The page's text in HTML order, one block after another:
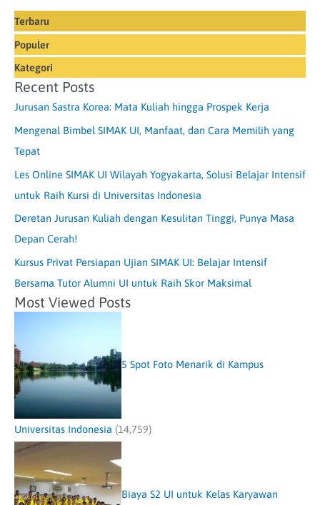
Terbaru
Populer
Kategori
Recent Posts
Jurusan Sastra Korea: Mata Kuliah hingga Prospek Kerja
Mengenal Bimbel SIMAK UI, Manfaat, dan Cara Memilih yang
Tepat
Les Online SIMAK UI Wilayah Yogyakarta, Solusi Belajar Intensif
untuk Raih Kursi di Universitas Indonesia
Deretan Jurusan Kuliah dengan Kesulitan Tinggi, Punya Masa
Depan Cerah!
Kursus Privat Persiapan Ujian SIMAK UI: Belajar Intensif
Bersama Tutor Alumni UI untuk Raih Skor Maksimal
Most Viewed Posts
5 Spot Foto Menarik di Kampus
Universitas Indonesia (14,759)
Biaya S2 UI untuk Kelas Karyawan